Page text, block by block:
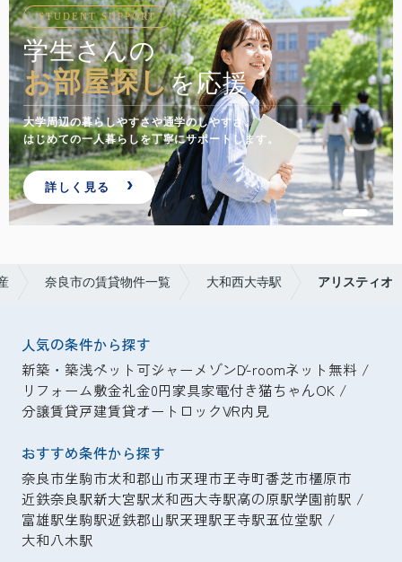
STUDENT SUPPORT
学生さんの
お部屋探しを応援
大学周辺の暮らしやすさや通学のしやすさ。
はじめての一人暮らしを丁寧にサポートします。
詳しく見る
奈良市の賃貸物件一覧 大和西大寺駅 アリスティオ
人気の条件から探す
新築・築浅ペット可シャーメゾンD-roomネット無料
リフォーム敷金礼金0円家具家電付き猫ちゃんOK
分譲賃貸戸建賃貸オートロックVR内見
おすすめ条件から探す
奈良市生駒市大和郡山市天理市王寺町香芝市橿原市
近鉄奈良駅新大宮駅大和西大寺駅高の原駅学園前駅
富雄駅生駒駅近鉄郡山駅天理駅王寺駅五位堂駅
大和八木駅